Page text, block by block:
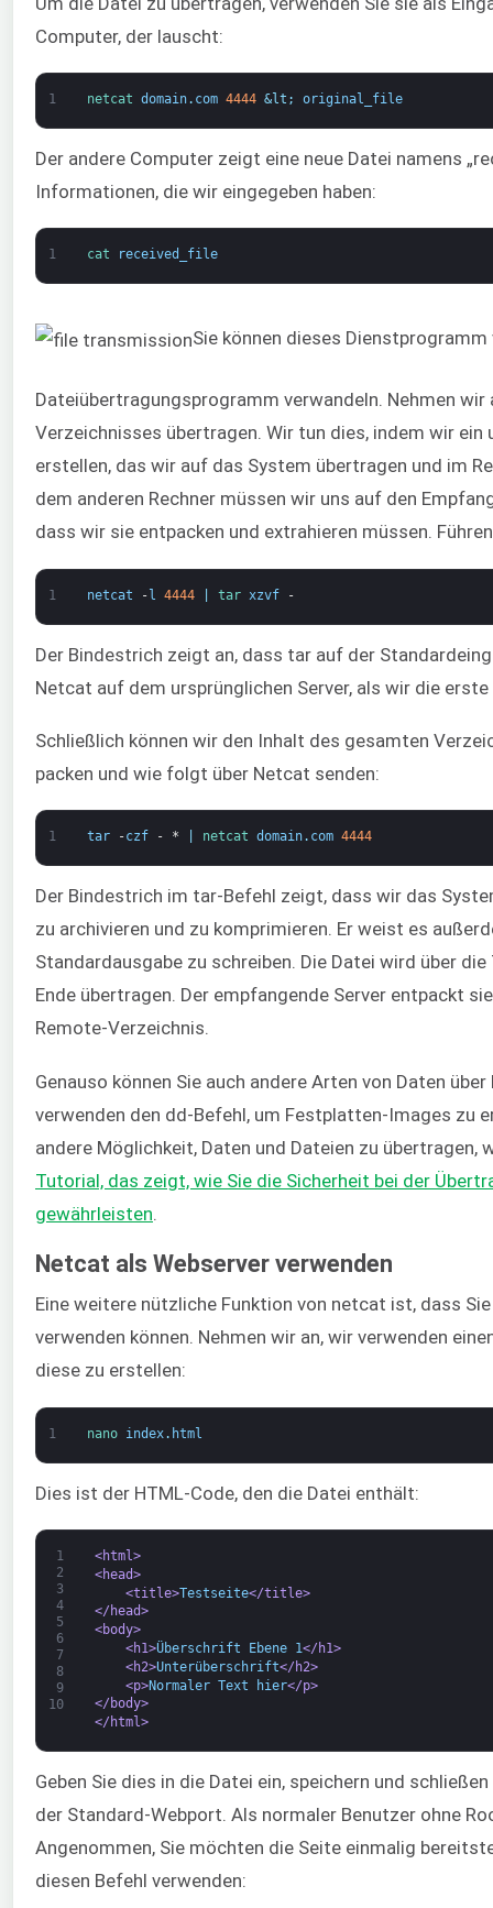
Computer, der lauscht:
1 netcat domain. com 4444 &lt; original_file
Der andere Computer zeigt eine neue Datei namens
Informationen, die wir eingegeben haben:
1 cat received_file
Sie können dieses
Dateiübertragungsprogramm verwandeln. Nehmen wir
Verzeichnisses übertragen. Wir tun dies, indem wir ein
erstellen, das wir auf das System übertragen und im
dem anderen Rechner müssen wir uns auf den
dass wir sie entpacken und extrahieren müssen.
1 netcat -l 4444 tar xzvf -
Der Bindestrich zeigt an, dass tar auf der
Netcat auf dem ursprünglichen Server, als wir die
Schließlich können wir den Inhalt des gesamten
packen und wie folgt über Netcat senden:
1 tar -czf - * netcat domain. com 4444
Der Bindestrich im tar-Befehl zeigt, dass wir das
zu archivieren und zu komprimieren. Er weist es
Standardausgabe zu schreiben. Die Datei wird über
Ende übertragen. Der empfangende Server entpackt
Remote-Verzeichnis.
Genauso können Sie auch andere Arten von Daten
verwenden den dd-Befehl, um Festplatten-Images zu
andere Möglichkeit, Daten und Dateien zu übertragen,
Tutorial, das zeigt, wie Sie die Sicherheit bei der
gewährleisten
Netcat als Webserver verwenden
Eine weitere nützliche Funktion von netcat ist, dass
verwenden können. Nehmen wir an, wir verwenden
diese zu erstellen:
1 nano index. html
Dies ist der HTML-Code, den die Datei enthält:
1
2
3
4
5
6
7
8
9
10
<html>
<head>
<title>Testseite</title>
</head>
<body>
<h1>Überschrift Ebene 1</h1>
<h2>Unterüberschrift</h2>
<p>Normaler Text hier</p>
</body>
</html>
Geben Sie dies in die Datei ein, speichern und
der Standard-Webport. Als normaler Benutzer ohne
Angenommen, Sie möchten die Seite einmalig
diesen Befehl verwenden: